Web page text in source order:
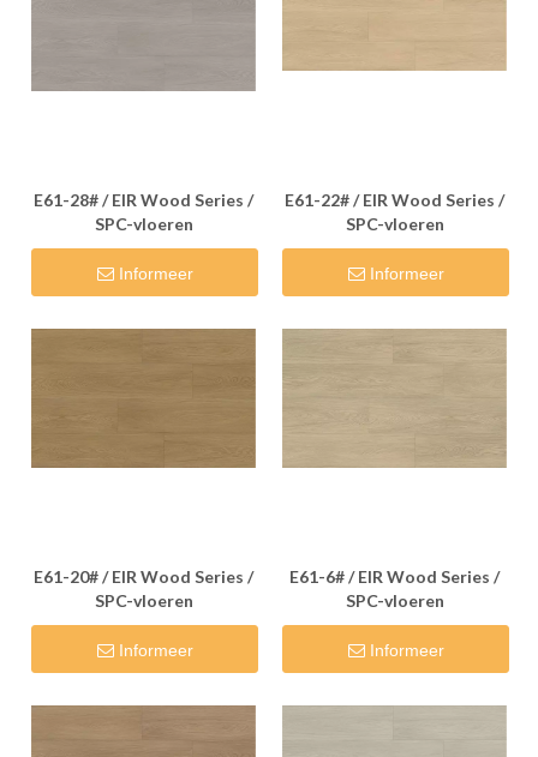
E61-28# / EIR Wood Series /
SPC-vloeren
Informeer
E61-22# / EIR Wood Series /
SPC-vloeren
Informeer
E61-20# / EIR Wood Series /
SPC-vloeren
Informeer
E61-6# / EIR Wood Series /
SPC-vloeren
Informeer